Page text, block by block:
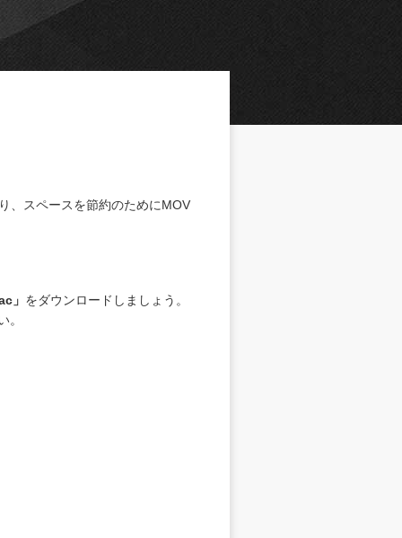
、スペースを節約のためにMOV
」 をダウンロードしましょう。
。